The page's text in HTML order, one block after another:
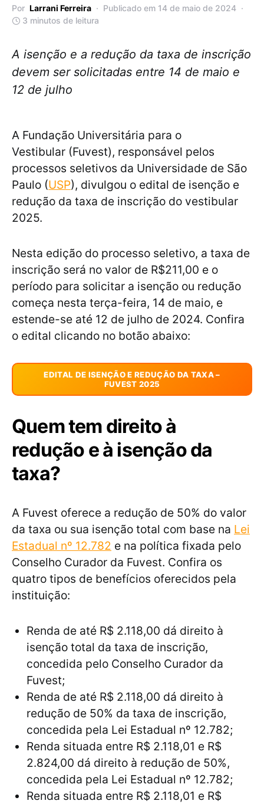
Por Larrani Ferreira
Publicado em 14 de maio de 2024
3 minutos de leitura
A isenção e a redução da taxa de inscrição
devem ser solicitadas entre 14 de maio e
12 de julho
A Fundação Universitária para o
Vestibular (Fuvest), responsável pelos
processos seletivos da Universidade de São
Paulo (USP), divulgou o edital de isenção e
redução da taxa de inscrição do vestibular
2025.
Nesta edição do processo seletivo, a taxa de
inscrição será no valor de R$211,00 e o
período para solicitar a isenção ou redução
começa nesta terça-feira, 14 de maio, e
estende-se até 12 de julho de 2024. Confira
o edital clicando no botão abaixo:
EDITAL DE ISENÇÃO E REDUÇÃO DA TAXA –
FUVEST 2025
Quem tem direito à
redução e à isenção da
taxa?
A Fuvest oferece a redução de 50% do valor
da taxa ou sua isenção total com base na Lei
Estadual nº 12.782 e na política fixada pelo
Conselho Curador da Fuvest. Confira os
quatro tipos de benefícios oferecidos pela
instituição:
Renda de até R$ 2.118,00 dá direito à
isenção total da taxa de inscrição,
concedida pelo Conselho Curador da
Fuvest;
Renda de até R$ 2.118,00 dá direito à
redução de 50% da taxa de inscrição,
concedida pela Lei Estadual nº 12.782;
Renda situada entre R$ 2.118,01 e R$
2.824,00 dá direito à redução de 50%,
concedida pela Lei Estadual nº 12.782;
Renda situada entre R$ 2.118,01 e R$